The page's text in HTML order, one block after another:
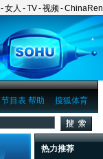
-女人 -TV-视频-ChinaRen
搜狐体育
节目表 帮助
热力推荐